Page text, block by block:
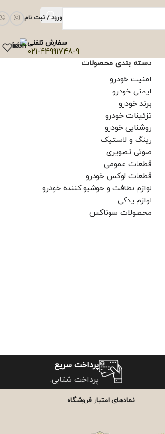
ورود / ثبت نام
سفارش تلفنی
021-44991748-9
دسته بندی محصولات
امنیت خودرو
ایمنی خودرو
برند خودرو
تزئینات خودرو
روشنایی خودرو
رینگ و لاستیک
صوتی تصویری
قطعات عمومی
قطعات لوکس خودرو
لوازم نظافت و خوشبو کننده خودرو
لوازم یدکی
محصولات سوناکس
پرداخت سریع
پرداخت شتابی.
نمادهای اعتبار فروشگاه